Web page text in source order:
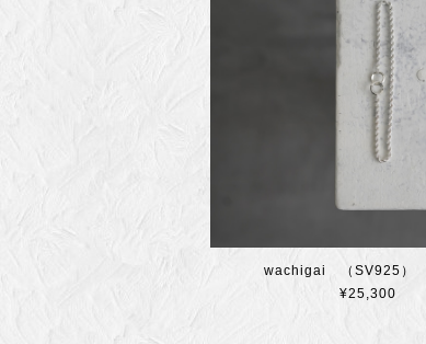
wachigai （SV925）
¥25,300